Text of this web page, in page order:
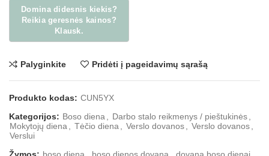
Palyginkite Pridėti į pageidavimų sąrašą
Produkto kodas: CUN5YX
Kategorijos: Boso diena Darbo stalo reikmenys / pieštukinės
Mokytojų diena
Tėčio diena Verslo dovanos Verslo dovanos
Verslui